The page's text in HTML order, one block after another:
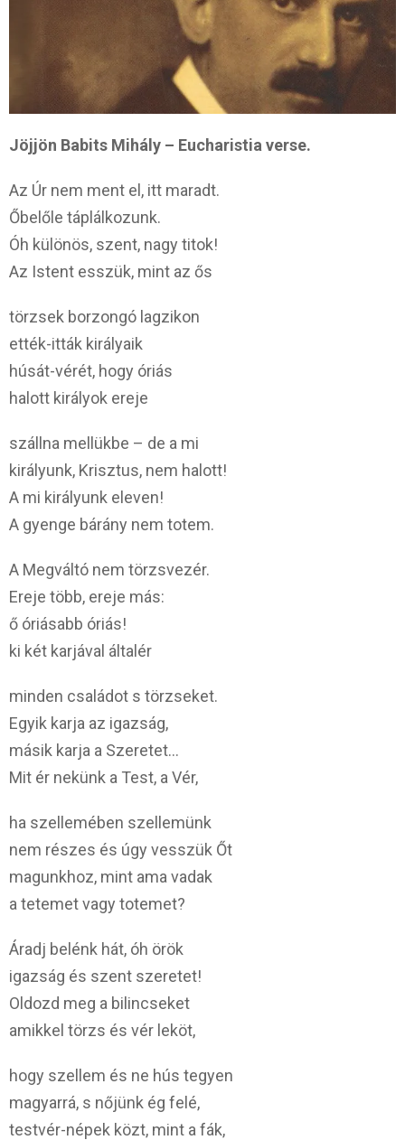
Jöjjön Babits Mihály – Eucharistia verse.
Az Úr nem ment el, itt maradt.
Őbelőle táplálkozunk.
Óh különös, szent, nagy titok!
Az Istent esszük, mint az ős
törzsek borzongó lagzikon
ették-itták királyaik
húsát-vérét, hogy óriás
halott királyok ereje
szállna mellükbe – de a mi
királyunk, Krisztus, nem halott!
A mi királyunk eleven!
A gyenge bárány nem totem.
A Megváltó nem törzsvezér.
Ereje több, ereje más:
ő óriásabb óriás!
ki két karjával általér
minden családot s törzseket.
Egyik karja az igazság,
másik karja a Szeretet…
Mit ér nekünk a Test, a Vér,
ha szellemében szellemünk
nem részes és úgy vesszük Őt
magunkhoz, mint ama vadak
a tetemet vagy totemet?
Áradj belénk hát, óh örök
igazság és szent szeretet!
Oldozd meg a bilincseket
amikkel törzs és vér leköt,
hogy szellem és ne hús tegyen
magyarrá, s nőjünk ég felé,
testvér-népek közt, mint a fák,